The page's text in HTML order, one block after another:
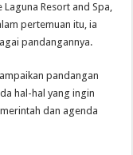
Resort and Spa,
pertemuan itu, ia
pandangannya.
pandangan
hal-hal yang ingin
dan agenda